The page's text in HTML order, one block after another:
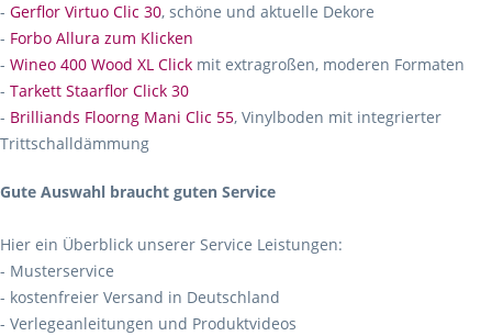
- Gerflor Virtuo Clic 30, schöne und aktuelle Dekore
- Forbo Allura zum Klicken
- Wineo 400 Wood XL Click mit extragroßen, moderen Formaten
- Tarkett Staarflor Click 30
- Brilliands Floorng Mani Clic 55, Vinylboden mit integrierter
Trittschalldämmung
Gute Auswahl braucht guten Service
Hier ein Überblick unserer Service Leistungen:
- Musterservice
- kostenfreier Versand in Deutschland
- Verlegeanleitungen und Produktvideos